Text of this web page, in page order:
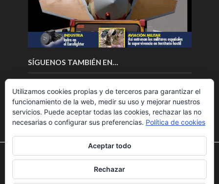
SÍGUENOS TAMBIÉN EN…
Copyright © 2018.Fly News.Noticias aerospacial
Utilizamos cookies para ofrecerte la mejor experiencia en
nuestra web.
Puedes aprender más sobre qué cookies utilizamos o
desactivarlas en losajustes.
Utilizamos cookies propias y de terceros para garantizar el
funcionamiento de la web, medir su uso y mejorar nuestros
servicios. Puede aceptar todas las cookies, rechazar las no
necesarias o configurar sus preferencias. Política de cookies
Aceptar todo
Rechazar